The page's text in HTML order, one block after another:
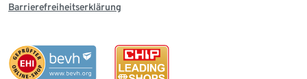
Barrierefreiheitserklärung